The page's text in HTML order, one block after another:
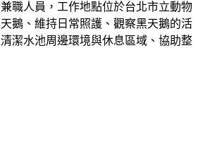
職人員，工作地點位於台北市立動物
鵝、維持日常照護、觀察黑天鵝的活
潔水池周邊環境與休息區域、協助整